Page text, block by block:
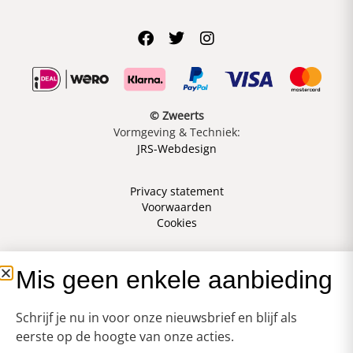
© Zweerts
Vormgeving & Techniek:
JRS-Webdesign
Privacy statement
Voorwaarden
Cookies
Mis geen enkele aanbieding
Schrijf je nu in voor onze nieuwsbrief en blijf als
eerste op de hoogte van onze acties.